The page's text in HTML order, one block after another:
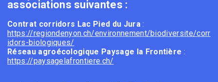
associations suivantes :
Contrat corridors Lac Pied du Jura:
https://regiondenyon.ch/environnement/biodiversite/corr
idors-biologiques/
Réseau agroécologique Paysage la Frontière :
https://paysagelafrontiere.ch/